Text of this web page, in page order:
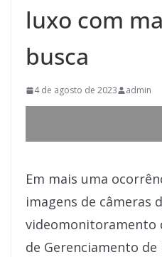
luxo com
busca
4 de agosto de 2023 admin
Em mais uma
imagens de câmeras
videomonitoramento
de Gerenciamento de